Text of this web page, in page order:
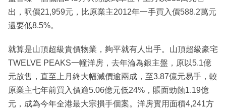
出，呎價21,959元，比原業主2012年一手買入價588.2萬元
還要低8.5%。
就算是山頂超級貴價物業，夠平就有人出手。山頂超級豪宅
TWELVE PEAKS一幢洋房，去年淪為銀主盤，原以5.1億
元放售，直至上月終大幅減價逾兩成，至3.87億元易手，較
原業主七年前買入價逾5.06億元低24%，賬面勁蝕1.19億
元，成為今年全港最大宗損手個案。洋房實用面積4,241方